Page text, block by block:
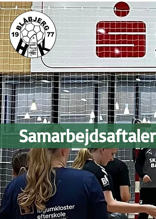
Samarbejdsaftaler